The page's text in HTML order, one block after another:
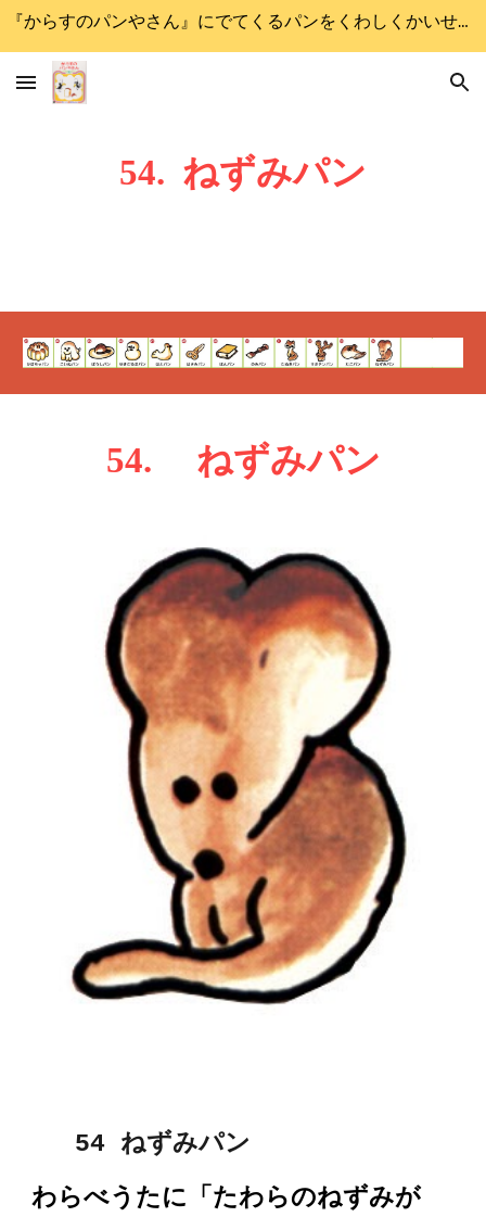
『からすのパンやさん』にでてくるパンをくわしくかいせつします
54. ねずみパン
54. ねずみパン
54 ねずみパン
わらべうたに「たわらのねずみが